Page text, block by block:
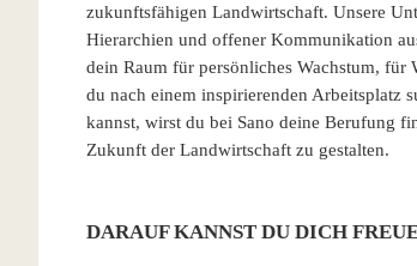
zukunftsfähigen Landwirtschaft. Unsere
Hierarchien und offener Kommunikation
dein Raum für persönliches Wachstum,
du nach einem inspirierenden Arbeitsplatz
kannst, wirst du bei Sano deine Berufung
Zukunft der Landwirtschaft zu gestalten.
DARAUF KANNST DU DICH